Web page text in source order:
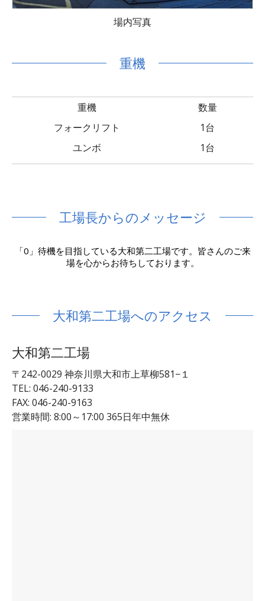
場内写真
重機
重機
フォークリフト
ユンボ
数量
1台
1台
工場長からのメッセージ
「0」待機を目指している大和第二工場です。皆さんのご来
場を心からお待ちしております。
大和第二工場へのアクセス
大和第二工場
〒242-0029 神奈川県大和市上草柳581−１
TEL: 046-240-9133
FAX: 046-240-9163
営業時間: 8:00～17:00 365日年中無休